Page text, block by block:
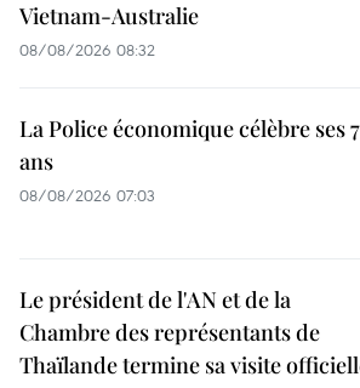
Vietnam-Australie
08/08/2026 08:32
La Police économique célèbre ses
ans
08/08/2026 07:03
Le président de l'AN et de la
Chambre des représentants de
Thaïlande termine sa visite